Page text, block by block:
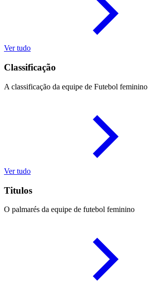
Ver tudo
Classificação
A classificação da equipe de Futebol feminino
Ver tudo
Titulos
O palmarés da equipe de futebol feminino